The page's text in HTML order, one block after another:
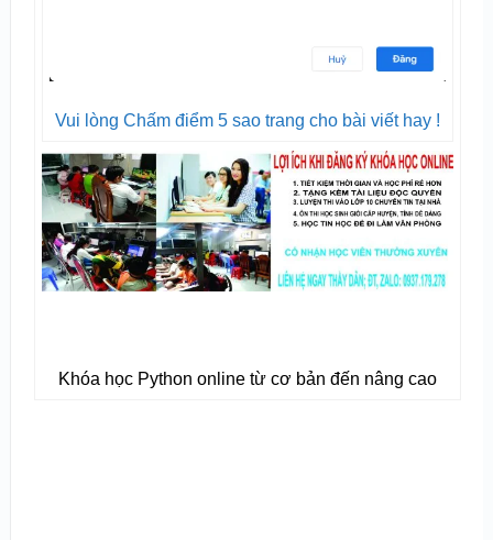
Vui lòng Chấm điểm 5 sao trang cho bài viết hay !
Khóa học Python online từ cơ bản đến nâng cao